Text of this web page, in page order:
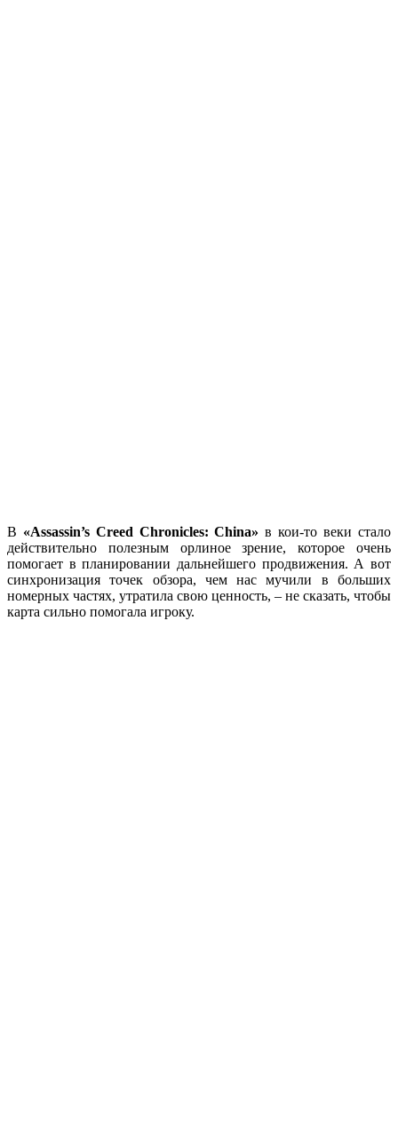
В «Assassin’s Creed Chronicles: China» в кои-то веки стало
действительно полезным орлиное зрение, которое очень
помогает в планировании дальнейшего продвижения. А вот
синхронизация точек обзора, чем нас мучили в больших
номерных частях, утратила свою ценность, – не сказать, чтобы
карта сильно помогала игроку.